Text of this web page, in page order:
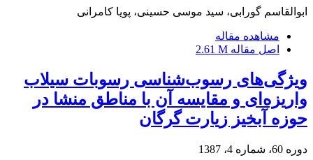
ابوالقاسم گورابی، سید موسی حسینی، پویا کامرانی
مشاهده مقاله
اصل مقاله 2.61 M
ویژگی‌های رسوب‌شناسی رسوبات سیلاب
واریزه‌ای و مقایسه آن با مناطق منشا در
حوزه آبخیز زیارت گرگان
دوره 60، شماره 4، 1387